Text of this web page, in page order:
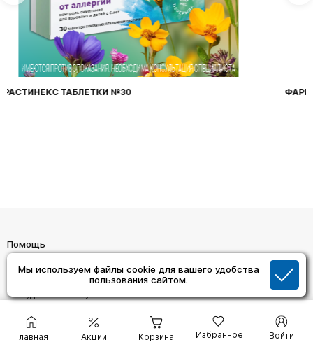
Мы используем файлы cookie для вашего удобства
пользования сайтом.
Главная Акции Корзина Избранное Войти
ФАРИНГОСЕПТ ТАБЛЕТКИ №20
Помощь
Как сделать заказ
Обмен и возврат товара
Как удалить аккаунт с сайта
Адреса Аптек